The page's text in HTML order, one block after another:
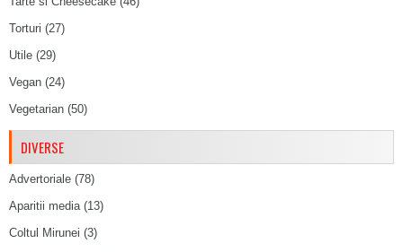
Torturi (27)
Utile (29)
Vegan (24)
Vegetarian (50)
DIVERSE
Advertoriale (78)
Aparitii media(13)
Coltul Mirunei (3)